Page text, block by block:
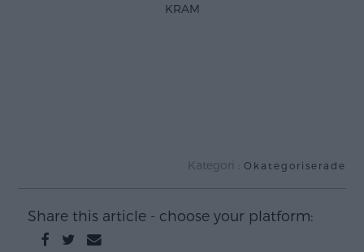
KRAM
Kategori : Okategoriserade
Share this article - choose your platform: